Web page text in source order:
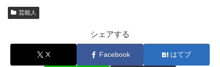
芸能人
シェアする
X Facebook はてブ